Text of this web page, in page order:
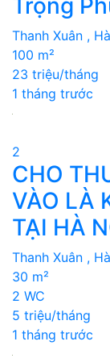
Thanh Xuân ,
100 m²
23 triệu/tháng
1 tháng trước
2
CHO
VÀO LÀ
TẠI HÀ
Thanh Xuân ,
30 m²
2 WC
5 triệu/tháng
1 tháng trước